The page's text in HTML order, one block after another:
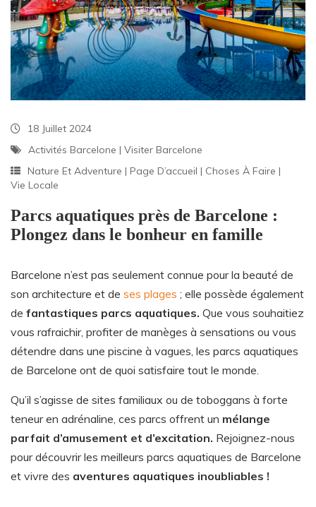
18 Juillet 2024
Activités Barcelone | Visiter Barcelone
Nature Et Adventure | Page D’accueil | Choses À Faire |
Vie Locale
Parcs aquatiques près de Barcelone :
Plongez dans le bonheur en famille
Barcelone n’est pas seulement connue pour la beauté de
son architecture et de ses plages ; elle possède également
de fantastiques parcs aquatiques. Que vous souhaitiez
vous rafraichir, profiter de manèges à sensations ou vous
détendre dans une piscine à vagues, les parcs aquatiques
de Barcelone ont de quoi satisfaire tout le monde.
Qu’il s’agisse de sites familiaux ou de toboggans à forte
teneur en adrénaline, ces parcs offrent un mélange
parfait d’amusement et d’excitation. Rejoignez-nous
pour découvrir les meilleurs parcs aquatiques de Barcelone
et vivre des aventures aquatiques inoubliables !